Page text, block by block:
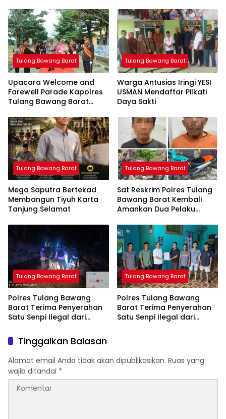
Tulang Bawang Barat
Upacara Welcome and
Farewell Parade Kapolres
Tulang Bawang Barat
Tulang Bawang Barat
Warga Antusias Iringi YESI
USMAN Mendaftar Pilkati
Daya Sakti
Tulang Bawang Barat
Mega Saputra Bertekad
Membangun Tiyuh Karta
Tanjung Selamat
Tulang Bawang Barat
Sat Reskrim Polres Tulang
Bawang Barat Kembali
Amankan Dua Pelaku
Tulang Bawang Tengah
Tulang Bawang Barat
Polres Tulang Bawang
Barat Terima Penyerahan
Satu Senpi Ilegal dari
Tulang Bawang Barat
Polres Tulang Bawang
Barat Terima Penyerahan
Satu Senpi Ilegal dari
Tinggalkan Balasan
Alamat email Anda tidak akan dipublikasikan. Ruas yang
wajib ditandai *